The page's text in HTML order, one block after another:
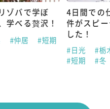
ゾバで学ぼ
学べる贅沢！
#仲居
#短期
4日間での
件がスピ
した！
#日光
#栃
#短期
#冬